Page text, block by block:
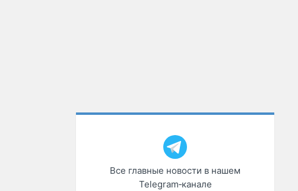
Все главные новости в нашем
Telegram‑канале